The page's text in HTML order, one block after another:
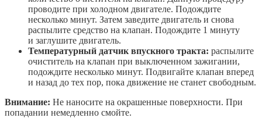
проводите при холодном двигателе. Подождите
несколько минут. Затем заведите двигатель и снова
распылите средство на клапан. Подождите 1 минуту
и заглушите двигатель.
Температурный датчик впускного тракта: распылите
очиститель на клапан при выключенном зажигании,
подождите несколько минут. Подвигайте клапан вперед
и назад до тех пор, пока движение не станет свободным.
Внимание: Не наносите на окрашенные поверхности. При
попадании немедленно смойте.